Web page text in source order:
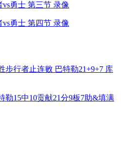
勇士 第三节 录像
勇士 第四节 录像
步行者止连败 巴特勒21+9+7 库
勒15中10贡献21分9板7助&填满